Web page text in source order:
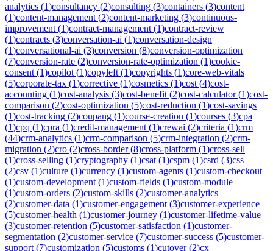
analytics (1)consultancy (2)consulting (3)containers (3)content
(1)content-management (2)content-marketing (3)continuous-
improvement (1)contract-management (1)contract-review
(1)contracts (3)conversation-ai (1)conversation-design
(1)conversational-ai (3)conversion (8)conversion-optimization
(7)conversion-rate (2)conversion-rate-optimization (1)cookie-
consent (1)copilot (1)copyleft (1)copyrights (1)core-web-vitals
(5)corporate-tax (1)corrective (1)cosmetics (1)cost (4)cost-
accounting (1)cost-analysis (3)cost-benefit (2)cost-calculator(1)cost-
comparison (2)cost-optimization (5)cost-reduction (1)cost-savings
(1)cost-tracking (2)coupang (1)course-creation (1)courses (3)cpa
(1)cpq (1)cpra (1)credit-management (1)crewai (2)criteria (1)crm
(44)crm-analytics (1)crm-comparison (5)crm-integration (2)crm-
migration (2)cro (2)cross-border(8)cross-platform (1)cross-sell
(1)cross-selling (1)cryptography (1)csat (1)cspm (1)csrd (3)css
(2)csv (1)culture (1)currency (1)custom-agents (1)custom-checkout
(1)custom-development (1)custom-fields (1)custom-module
(1)custom-orders (2)custom-skills (2)customer-analytics
(2)customer-data (1)customer-engagement (3)customer-experience
(5)customer-health (1)customer-journey (1)customer-lifetime-value
(3)customer-retention (5)customer-satisfaction (1)customer-
segmentation (2)customer-service (7)customer-success (5)customer-
support (7)customization (5)customs (1)cutover(2)cx